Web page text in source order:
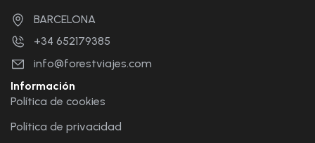
BARCELONA
+34 652179385
info@forestviajes.com
Información
Política de cookies
Política de privacidad